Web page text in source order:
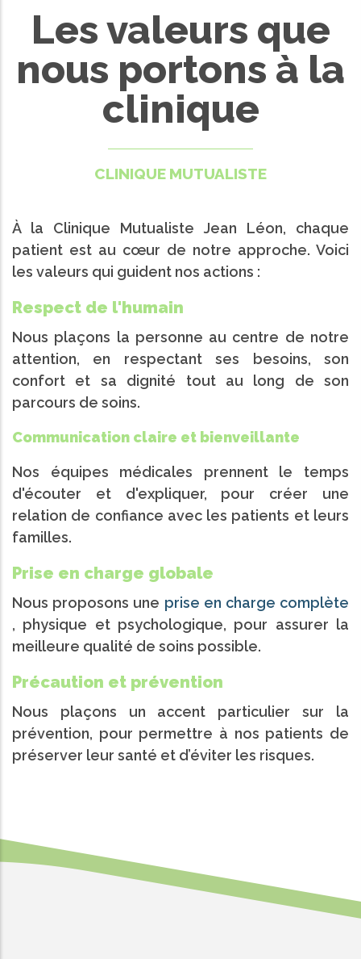
Les valeurs que
nous portons à la
clinique
CLINIQUE MUTUALISTE
À la Clinique Mutualiste Jean Léon, chaque
patient est au cœur de notre approche. Voici
les valeurs qui guident nos actions :
Respect de l'humain
Nous plaçons la personne au centre de notre
attention, en respectant ses besoins, son
confort et sa dignité tout au long de son
parcours de soins.
Communication claire et bienveillante
Nos équipes médicales prennent le temps
d'écouter et d'expliquer, pour créer une
relation de confiance avec les patients et leurs
familles.
Prise en charge globale
Nous proposons une prise en charge complète
, physique et psychologique, pour assurer la
meilleure qualité de soins possible.
Précaution et prévention
Nous plaçons un accent particulier sur la
prévention, pour permettre à nos patients de
préserver leur santé et d’éviter les risques.